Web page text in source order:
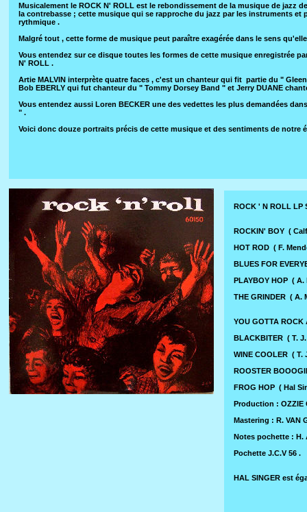
Musicalement le ROCK N' ROLL est le rebondissement de la musique de jazz
la contrebasse ; cette musique qui se rapproche du jazz par les instruments
rythmique .
Malgré tout , cette forme de musique peut paraître exagérée dans le sens
Vous entendez sur ce disque toutes les formes de cette musique enregistrée
N' ROLL .
Artie MALVIN interprète quatre faces , c'est un chanteur qui fit partie du "
Bob EBERLY qui fut chanteur du " Tommy Dorsey Band " et Jerry DUANE
Vous entendez aussi Loren BECKER une des vedettes les plus demandées
" .
Voici donc douze portraits précis de cette musique et des sentiments de notre
ROCK ' N ROLL LP
ROCKIN' BOY (
HOT ROD ( F.
BLUES FOR
PLAYBOY HOP ( A.
THE GRINDER ( A.
YOU GOTTA
BLACKBITER ( T.
WINE COOLER ( T.
ROOSTER
FROG HOP ( Hal
Production : OZZIE
Mastering : R. VAN
Notes pochette : H.
Pochette J.C.V 56 .
HAL SINGER est